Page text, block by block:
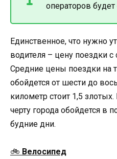
операторов
Единственное, что нужно
водителя – цену поездки с
Средние цены поездки на
обойдется от шести до
километр стоит 1,5
черту города обойдется в
будние дни.
🚲 Велосипед